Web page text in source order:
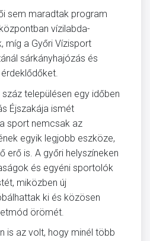
sem maradtak program
vízilabda-
míg a Győri Vízisport
sárkányhajózás és
településen egy időben
Éjszakája ismét
sport nemcsak az
egyik legjobb eszköze,
erő is. A győri helyszíneken
és egyéni sportolók
miközben új
ki és közösen
örömét.
is az volt, hogy minél több